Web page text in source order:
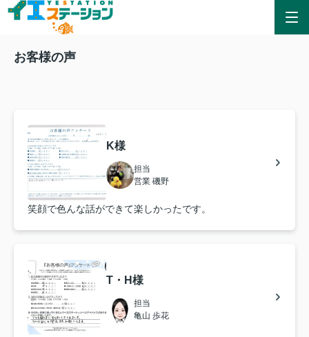
お客様の声
K様
担当
営業 磯野
笑顔で色んな話ができて楽しかったです。
T・H様
担当
亀山 歩花